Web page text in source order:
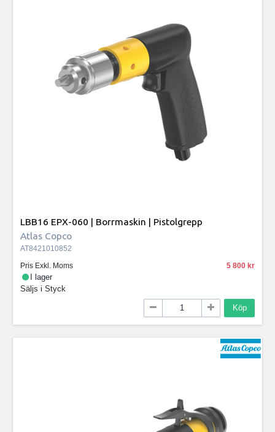
LBB16 EPX-060 | Borrmaskin | Pistolgrepp
Atlas Copco
AT8421010852
Pris Exkl. Moms
5 800
I lager
Säljs i Styck
Köp